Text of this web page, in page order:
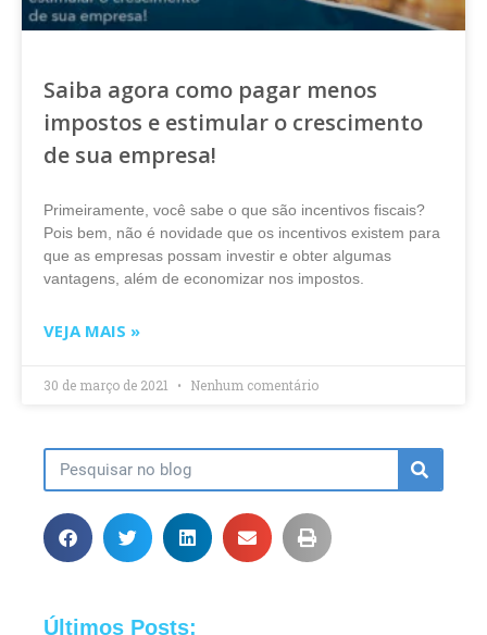
Saiba agora como pagar menos
impostos e estimular o crescimento
de sua empresa!
Primeiramente, você sabe o que são incentivos fiscais?
Pois bem, não é novidade que os incentivos existem para
que as empresas possam investir e obter algumas
vantagens, além de economizar nos impostos.
VEJA MAIS »
30 de março de 2021 Nenhum comentário
Últimos Posts: